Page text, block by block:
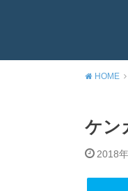
HOME
ケン
2018